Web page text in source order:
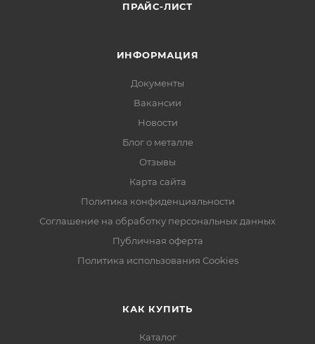
ПРАЙС-ЛИСТ
ИНФОРМАЦИЯ
Документы
Вакансии
Новости
Блог о металле
Отзывы
Карта сайта
Политика конфиденциальности
Соглашение на обработку персональных данных
Публичная оферта
Политика использования Cookies
КАК КУПИТЬ
Каталог